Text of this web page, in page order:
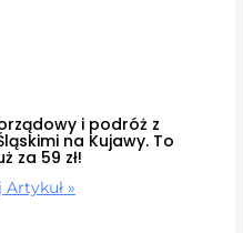
i podróż z
na Kujawy. To
za 59 zł!
»